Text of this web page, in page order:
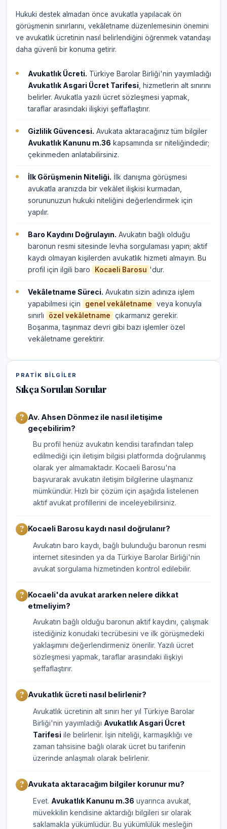
Hukuki destek almadan önce avukatla yapılacak ön
görüşmenin sınırlarını, vekâletname düzenlemesinin önemini
ve avukatlık ücretinin nasıl belirlendiğini öğrenmek vatandaşı
daha güvenli bir konuma getirir.
Avukatlık Ücreti. Türkiye Barolar Birliği'nin yayımladığı
Avukatlık Asgari Ücret Tarifesi , hizmetlerin alt sınırını
belirler. Avukatla yazılı ücret sözleşmesi yapmak,
taraflar arasındaki ilişkiyi şeffaflaştırır.
Gizlilik Güvencesi. Avukata aktaracağınız tüm bilgiler
Avukatlık Kanunu m.36 kapsamında sır niteliğindedir;
çekinmeden anlatabilirsiniz.
İlk Görüşmenin Niteliği. İlk danışma görüşmesi
avukatla aranızda bir vekâlet ilişkisi kurmadan,
sorununuzun hukuki niteliğini değerlendirmek için
yapılır.
Baro Kaydını Doğrulayın. Avukatın bağlı olduğu
baronun resmi sitesinde levha sorgulaması yapın; aktif
kaydı olmayan kişilerden avukatlık hizmeti almayın. Bu
profil için ilgili baro
Kocaeli Barosu 'dur.
Vekâletname Süreci. Avukatın sizin adınıza işlem
yapabilmesi için
genel vekâletname
veya konuyla
sınırlı
özel vekâletname
çıkarmanız gerekir.
Boşanma, taşınmaz devri gibi bazı işlemler özel
vekâletname gerektirir.
PRATIK BILGILER
Sıkça Sorulan Sorular
Av. Ahsen Dönmez ile nasıl iletişime
geçebilirim?
Bu profil henüz avukatın kendisi tarafından talep
edilmediği için iletişim bilgisi platformda doğrulanmış
olarak yer almamaktadır. Kocaeli Barosu'na
başvurarak avukatın iletişim bilgilerine ulaşmanız
mümkündür. Hızlı bir çözüm için aşağıda listelenen
aktif avukat profillerini de inceleyebilirsiniz.
Kocaeli Barosu kaydı nasıl doğrulanır?
Avukatın baro kaydı, bağlı bulunduğu baronun resmi
internet sitesinden ya da Türkiye Barolar Birliği'nin
avukat sorgulama hizmetinden kontrol edilebilir.
Kocaeli'da avukat ararken nelere dikkat
etmeliyim?
Avukatın bağlı olduğu baronun aktif kaydını, çalışmak
istediğiniz konudaki tecrübesini ve ilk görüşmedeki
yaklaşımını değerlendirmeniz önerilir. Yazılı ücret
sözleşmesi yapmak, taraflar arasındaki ilişkiyi
şeffaflaştırır.
Avukatlık ücreti nasıl belirlenir?
Avukatlık ücretinin alt sınırı her yıl Türkiye Barolar
Birliği'nin yayımladığı Avukatlık Asgari Ücret
Tarifesi ile belirlenir. İşin niteliği, karmaşıklığı ve
zaman tahsisine bağlı olarak ücret bu tarifenin
üzerinde anlaşmalı olarak belirlenir.
Avukata aktaracağım bilgiler korunur mu?
Evet. Avukatlık Kanunu m.36 uyarınca avukat,
müvekkilin kendisine aktardığı bilgileri sır olarak
saklamakla yükümlüdür. Bu yükümlülük mesleğin